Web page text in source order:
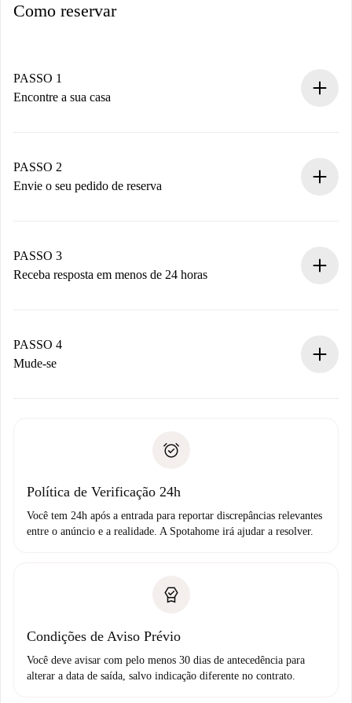
Como reservar
PASSO 1
Encontre a sua casa
Você tem todas as informações necessárias
antecipadamente.
PASSO 2
Envie o seu pedido de reserva
Não cobramos nada até que o proprietário confirme.
PASSO 3
Receba resposta em menos de 24 horas
proprietário.
Se recusada: não cobraremos nada e ofereceremos
Débito direto bancário
PASSO 4
Mude-se
não comunicar nenhum problema.
Política de Verificação 24h
Você tem 24h após a entrada para reportar discrepâncias relevantes
entre o anúncio e a realidade. A Spotahome irá ajudar a resolver.
Condições de Aviso Prévio
Você deve avisar com pelo menos 30 dias de antecedência para
alterar a data de saída, salvo indicação diferente no contrato.